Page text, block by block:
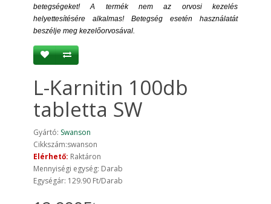
betegségeket! A termék nem az orvosi kezelés
helyettesítésére alkalmas! Betegség esetén használatát
beszélje meg kezelőorvosával.
L-Karnitin 100db
tabletta SW
Gyártó: Swanson
Cikkszám:swanson
Elérhető: Raktáron
Mennyiségi egység: Darab
Egységár: 129.90 Ft/Darab